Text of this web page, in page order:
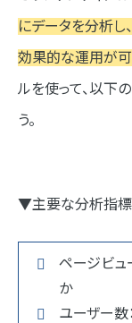
にデータを分析し
効果的な運用が
ルを使って、以下
う。
▼主要な分析指標
ページビュ
か
ユーザー数